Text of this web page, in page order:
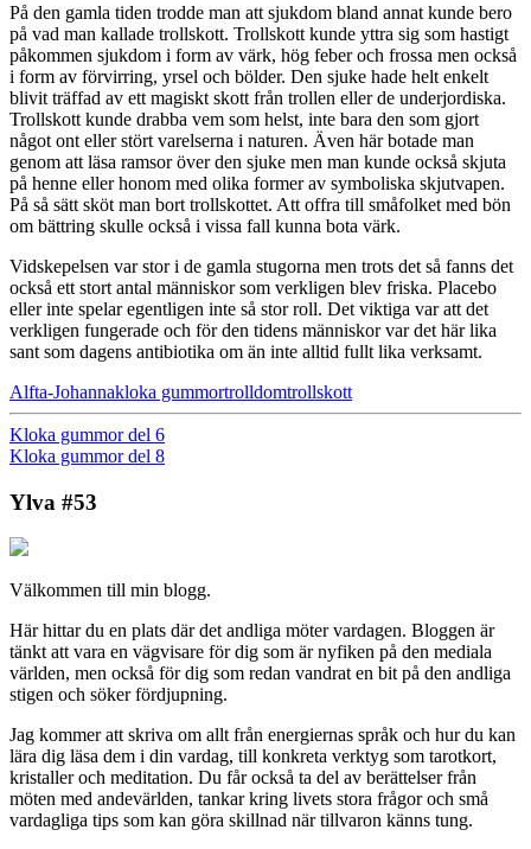
På den gamla tiden trodde man att sjukdom bland annat kunde bero
på vad man kallade trollskott. Trollskott kunde yttra sig som hastigt
påkommen sjukdom i form av värk, hög feber och frossa men också
i form av förvirring, yrsel och bölder. Den sjuke hade helt enkelt
blivit träffad av ett magiskt skott från trollen eller de underjordiska.
Trollskott kunde drabba vem som helst, inte bara den som gjort
något ont eller stört varelserna i naturen. Även här botade man
genom att läsa ramsor över den sjuke men man kunde också skjuta
på henne eller honom med olika former av symboliska skjutvapen.
På så sätt sköt man bort trollskottet. Att offra till småfolket med bön
om bättring skulle också i vissa fall kunna bota värk.
Vidskepelsen var stor i de gamla stugorna men trots det så fanns det
också ett stort antal människor som verkligen blev friska. Placebo
eller inte spelar egentligen inte så stor roll. Det viktiga var att det
verkligen fungerade och för den tidens människor var det här lika
sant som dagens antibiotika om än inte alltid fullt lika verksamt.
Alfta-Johannakloka gummortrolldomtrollskott
Kloka gummor del 6
Kloka gummor del 8
Ylva #53
Välkommen till min blogg.
Här hittar du en plats där det andliga möter vardagen. Bloggen är
tänkt att vara en vägvisare för dig som är nyfiken på den mediala
världen, men också för dig som redan vandrat en bit på den andliga
stigen och söker fördjupning.
Jag kommer att skriva om allt från energiernas språk och hur du kan
lära dig läsa dem i din vardag, till konkreta verktyg som tarotkort,
kristaller och meditation. Du får också ta del av berättelser från
möten med andevärlden, tankar kring livets stora frågor och små
vardagliga tips som kan göra skillnad när tillvaron känns tung.